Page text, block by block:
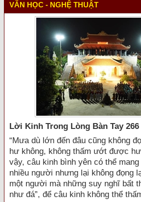
VĂN HỌC - NGHỆ THUẬT
Lời Kinh Trong Lòng Bàn Tay 266
“Mưa dù lớn đến đâu cũng không
hư không, không thấm ướt được
vậy, câu kinh bình yên có thể
nhiều người nhưng lại không đọng
một người mà những suy nghĩ bất
như đá”, để câu kinh không thể